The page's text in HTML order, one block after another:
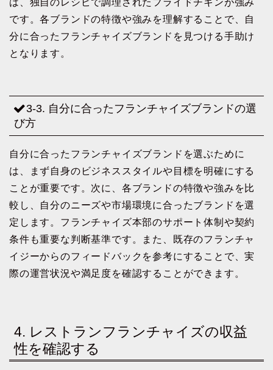
は、独自のレシピで調理されたフライドチキンが強み
です。各ブランドの特徴や強みを理解することで、自
分に合ったフランチャイズブランドを見つける手助け
となります。
3-3. 自分に合ったフランチャイズブランドの選
び方
自分に合ったフランチャイズブランドを選ぶために
は、まず自身のビジネススタイルや目標を明確にする
ことが重要です。次に、各ブランドの特徴や強みを比
較し、自分のニーズや市場環境に合ったブランドを選
定します。フランチャイズ本部のサポート体制や契約
条件も重要な判断基準です。また、既存のフランチャ
イジーからのフィードバックを参考にすることで、実
際の運営状況や満足度を確認することができます。
4. レストランフランチャイズの収益
性を確認する